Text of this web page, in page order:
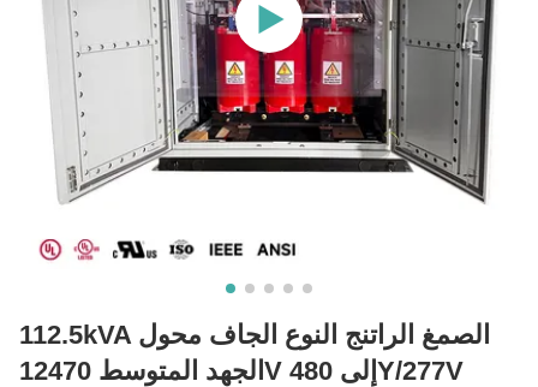
112.5kVA الصمغ الراتنج النوع الجاف محول
الجهد المتوسط 12470V إلى 480Y/277V